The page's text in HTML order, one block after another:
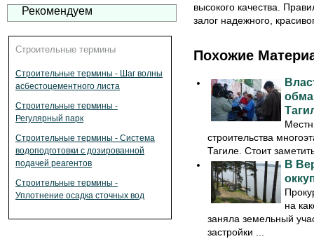
Рекомендуем
Строительные термины
Строительные термины - Шаг волны
асбестоцементного листа
Строительные термины -
Регулярный парк
Строительные термины - Система
водоподготовки с дозированной
подачей реагентов
Строительные термины -
Уплотнение осадка сточных вод
высокого качества.
залог надежного,
Похожие
строительства
Тагиле. Стоит
В
на
заняла земельный
застройки ...